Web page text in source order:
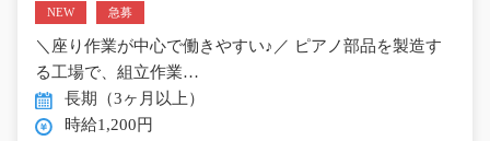
NEW 急募
＼座り作業が中心で働きやすい♪／ ピアノ部品を製造す
る工場で、組立作業…
長期（3ヶ月以上）
時給1,200円